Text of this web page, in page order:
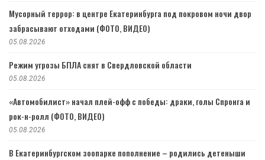
Мусорный террор: в центре Екатеринбурга под покровом ночи двор
забрасывают отходами (ФОТО, ВИДЕО)
05.08.2026
Режим угрозы БПЛА снят в Свердловской области
05.08.2026
«Автомобилист» начал плей-офф с победы: драки, голы Спронга и
рок-н-ролл (ФОТО, ВИДЕО)
05.08.2026
В Екатеринбургском зоопарке пополнение – родились детеныши